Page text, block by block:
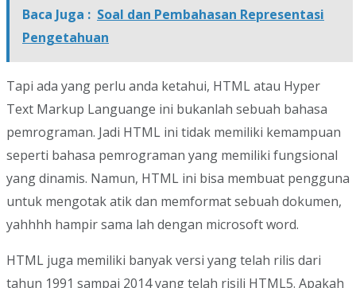
Baca Juga : Soal dan Pembahasan Representasi
Pengetahuan
Tapi ada yang perlu anda ketahui, HTML atau Hyper
Text Markup Languange ini bukanlah sebuah bahasa
pemrograman. Jadi HTML ini tidak memiliki kemampuan
seperti bahasa pemrograman yang memiliki fungsional
yang dinamis. Namun, HTML ini bisa membuat pengguna
untuk mengotak atik dan memformat sebuah dokumen,
yahhhh hampir sama lah dengan microsoft word.
HTML juga memiliki banyak versi yang telah rilis dari
tahun 1991 sampai 2014 yang telah risili HTML5. Apakah